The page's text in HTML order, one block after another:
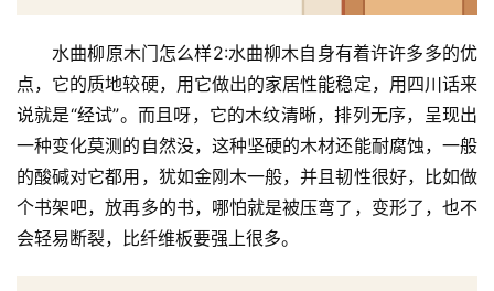
水曲柳原木门怎么样2:水曲柳木自身有着许许多多的优
点，它的质地较硬，用它做出的家居性能稳定，用四川话来
说就是“经试”。而且呀，它的木纹清晰，排列无序，呈现出
一种变化莫测的自然没，这种坚硬的木材还能耐腐蚀，一般
的酸碱对它都用，犹如金刚木一般，并且韧性很好，比如做
个书架吧，放再多的书，哪怕就是被压弯了，变形了，也不
会轻易断裂，比纤维板要强上很多。